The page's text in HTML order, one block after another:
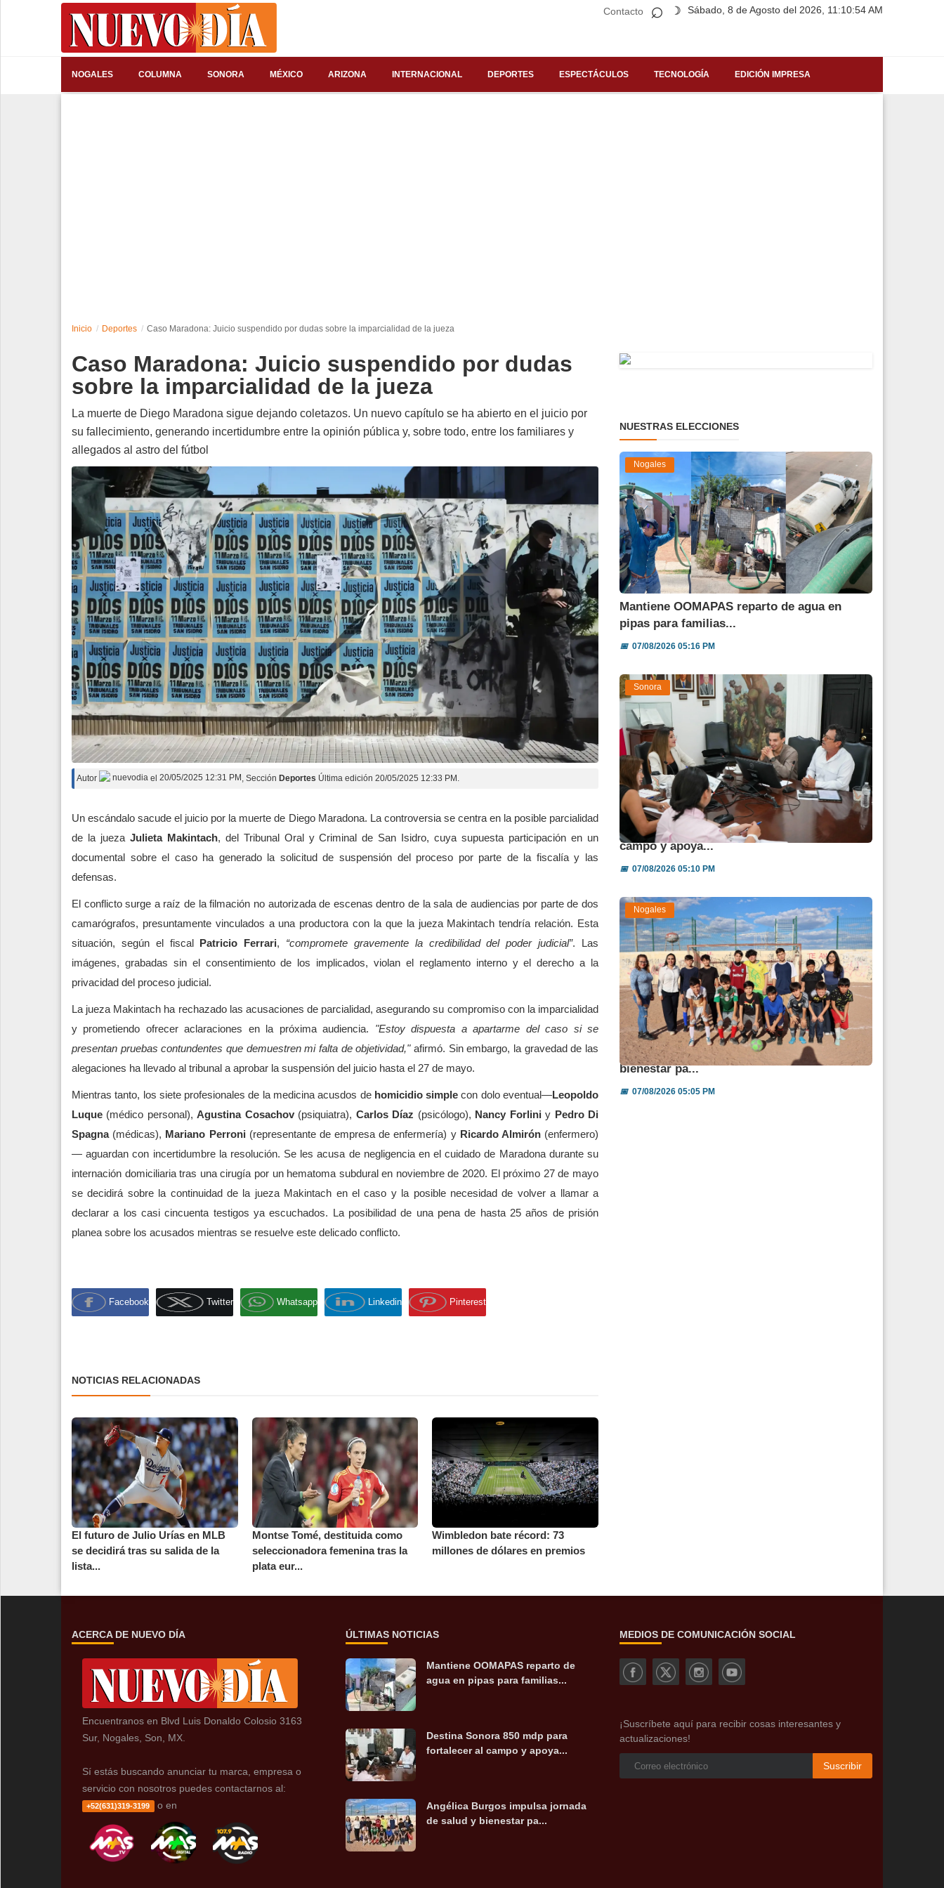
Contacto Sábado, 8 de Agosto del 2026, 11:10:54 AM
⌕ ☽
NOGALES COLUMNA SONORA MÉXICO ARIZONA INTERNACIONAL DEPORTES ESPECTÁCULOS TECNOLOGÍA EDICIÓN IMPRESA
Edición Impresa
Inicio Deportes Caso Maradona: Juicio suspendido por dudas sobre la imparcialidad de la jueza
Caso Maradona: Juicio suspendido por dudas
sobre la imparcialidad de la jueza
La muerte de Diego Maradona sigue dejando coletazos. Un nuevo capítulo se ha abierto en el juicio por
su fallecimiento, generando incertidumbre entre la opinión pública y, sobre todo, entre los familiares y
allegados al astro del fútbol
Autor nuevodia el 20/05/2025 12:31 PM , Sección Deportes Última edición 20/05/2025 12:33 PM.
Un escándalo sacude el juicio por la muerte de Diego Maradona. La controversia se centra en la posible parcialidad
de la jueza Julieta Makintach, del Tribunal Oral y Criminal de San Isidro, cuya supuesta participación en un
documental sobre el caso ha generado la solicitud de suspensión del proceso por parte de la fiscalía y las
defensas.
El conflicto surge a raíz de la filmación no autorizada de escenas dentro de la sala de audiencias por parte de dos
camarógrafos, presuntamente vinculados a una productora con la que la jueza Makintach tendría relación. Esta
situación, según el fiscal Patricio Ferrari, “compromete gravemente la credibilidad del poder judicial”. Las
imágenes, grabadas sin el consentimiento de los implicados, violan el reglamento interno y el derecho a la
privacidad del proceso judicial.
La jueza Makintach ha rechazado las acusaciones de parcialidad, asegurando su compromiso con la imparcialidad
y prometiendo ofrecer aclaraciones en la próxima audiencia. "Estoy dispuesta a apartarme del caso si se
presentan pruebas contundentes que demuestren mi falta de objetividad,"afirmó. Sin embargo, la gravedad de las
alegaciones ha llevado al tribunal a aprobar la suspensión del juicio hasta el 27 de mayo.
Mientras tanto, los siete profesionales de la medicina acusdos de homicidio simple con dolo eventual—Leopoldo
Luque (médico personal),Agustina Cosachov(psiquiatra), Carlos Díaz (psicólogo), Nancy Forlini y Pedro Di
Spagna(médicas), Mariano Perroni (representante de empresa de enfermería) y Ricardo Almirón(enfermero)
— aguardan con incertidumbre la resolución. Se les acusa de negligencia en el cuidado de Maradona durante su
internación domiciliaria tras una cirugía por un hematoma subdural en noviembre de 2020. El próximo 27 de mayo
se decidirá sobre la continuidad de la jueza Makintach en el caso y la posible necesidad de volver a llamar a
declarar a los casi cincuenta testigos ya escuchados. La posibilidad de una pena de hasta 25 años de prisión
planea sobre los acusados mientras se resuelve este delicado conflicto.
Facebook Twitter Whatsapp Linkedin Pinterest
NOTICIAS RELACIONADAS
El futuro de Julio Urías en MLB
se decidirá tras su salida de la
lista...
Montse Tomé, destituida como
seleccionadora femenina tras la
plata eur...
Wimbledon bate récord: 73
millones de dólares en premios
NUESTRAS ELECCIONES
Nogales
Mantiene OOMAPAS reparto de agua en
pipas para familias...
📅07/08/2026 05:16 PM
Sonora
Destina Sonora 850 mdp para fortalecer al
campo y apoya...
📅07/08/2026 05:10 PM
Nogales
Angélica Burgos impulsa jornada de salud y
bienestar pa...
📅07/08/2026 05:05 PM
ACERCA DE NUEVO DÍA
Encuentranos en Blvd Luis Donaldo Colosio 3163
Sur, Nogales, Son, MX.
Sí estás buscando anunciar tu marca, empresa o
servicio con nosotros puedes contactarnos al:
+52(631)319-3199 o en
ÚLTIMAS NOTICIAS
Mantiene OOMAPAS reparto de
agua en pipas para familias...
Destina Sonora 850 mdp para
fortalecer al campo y apoya...
Angélica Burgos impulsa jornada
de salud y bienestar pa...
MEDIOS DE COMUNICACIÓN SOCIAL
¡Suscríbete aquí para recibir cosas interesantes y
actualizaciones!
Suscribir